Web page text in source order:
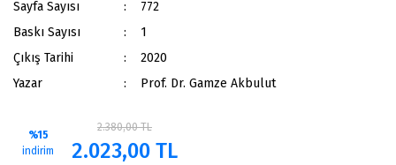
Sayfa Sayısı
772
Baskı Sayısı
1
Çıkış Tarihi
2020
Yazar
Prof. Dr. Gamze Akbulut
%15
indirim
2.380,00 TL
2.023,00 TL